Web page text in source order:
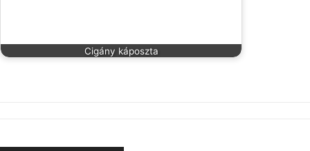
Cigány káposzta